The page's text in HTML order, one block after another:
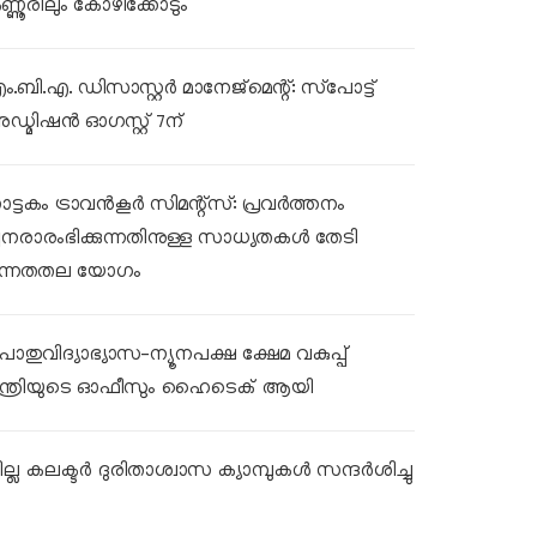
കോഴിക്കോടും
ഡിസാസ്റ്റർ മാനേജ്‌മെന്റ്: സ്‌പോട്ട്
ഓഗസ്റ്റ് 7ന്
ട്രാവൻകൂർ സിമന്റ്‌സ്: പ്രവർത്തനം
സാധ്യതകൾ തേടി
യോഗം
ന്യൂനപക്ഷ ക്ഷേമ വകുപ്പ്
ഓഫീസും ഹൈടെക് ആയി
കലക്ടര്‍ ദുരിതാശ്വാസ ക്യാമ്പുകള്‍ സന്ദര്‍ശിച്ചു